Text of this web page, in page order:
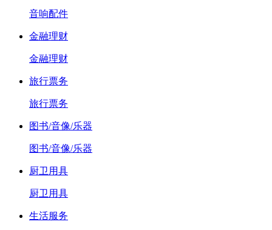
音响配件
金融理财
金融理财
旅行票务
旅行票务
图书/音像/乐器
图书/音像/乐器
厨卫用具
厨卫用具
生活服务